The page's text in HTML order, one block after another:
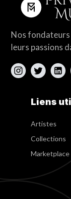
Nos fondateurs
leurs passions
Liens
Artistes
Collections
Marketplace